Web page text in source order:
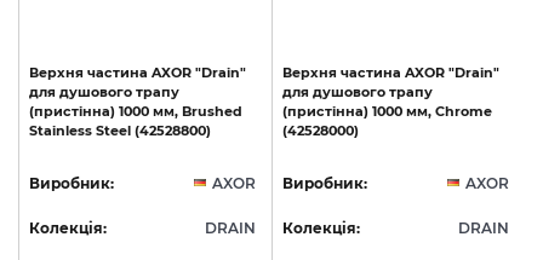
Верхня частина AXOR "Drain"
для душового трапу
(пристінна) 1000 мм, Brushed
Stainless Steel (42528800)
Виробник: AXOR
Колекція: DRAIN
Верхня частина AXOR "Drain"
для душового трапу
(пристінна) 1000 мм, Chrome
(42528000)
Виробник: AXOR
Колекція: DRAIN